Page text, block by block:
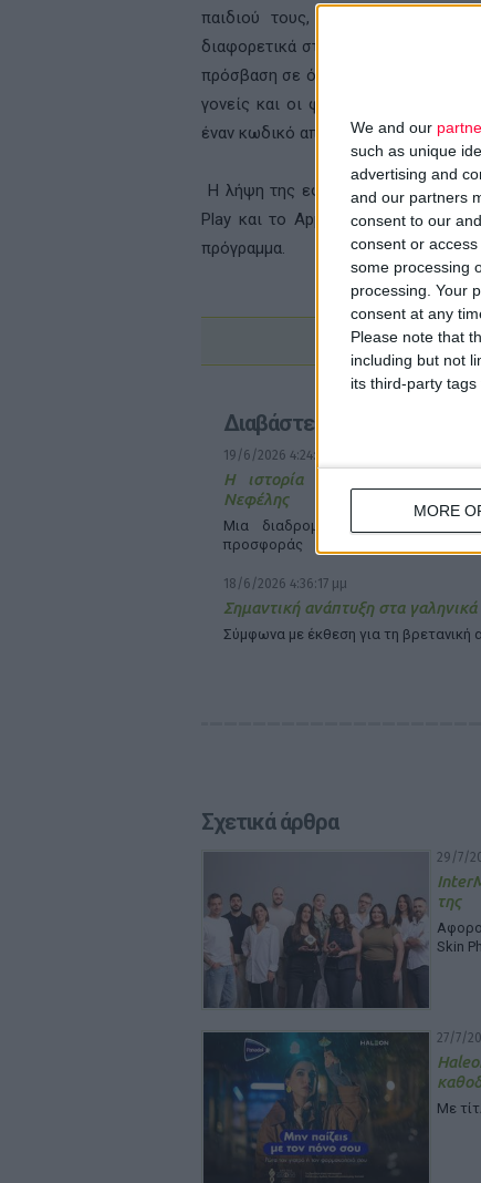
We and our
such as unique
advertising and
and our partners
consent to our
consent or
some processing
processing. Your
consent at any
Please note that
including but not
its third-party
MORE
παιδιού τους, μέσα από
διαφορετικά στάδια της βρεφικής
πρόσβαση σε όλα τα προγράμματα
γονείς και οι φροντιστές θα
έναν κωδικό από τον
Η λήψη της εφαρμογής για τους
Play και το Apple App Store,
πρόγραμμα.
Διαβάστε επίσης
19/6/2026 4:24:08 μμ
Η ιστορία της Χρύσας, της
Νεφέλης
Μια διαδρομή δύναμης, αγάπης
προσφοράς
18/6/2026 4:36:17 μμ
Σημαντική ανάπτυξη στα
Σύμφωνα με έκθεση για τη βρετανική
Σχετικά άρθρα
29/7/
της
Skin
27/7/
Με